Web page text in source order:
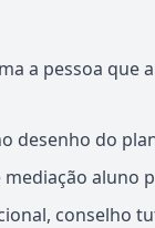
a pessoa que
desenho do
aluno
conselho